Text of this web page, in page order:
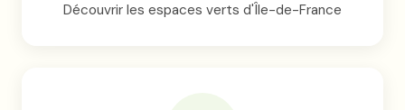
Découvrir les espaces verts d'Île-de-France